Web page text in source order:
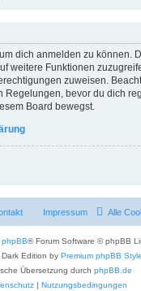
dich anmelden zu können.
weitere Funktionen
zuweisen.
bevor du dich
Board bewegst.
Alle
Impressum
phpBB® Forum Software © phpBB
Dark Edition by Premium phpBB
Übersetzung durch phpBB.de
| Nutzungsbedingungen